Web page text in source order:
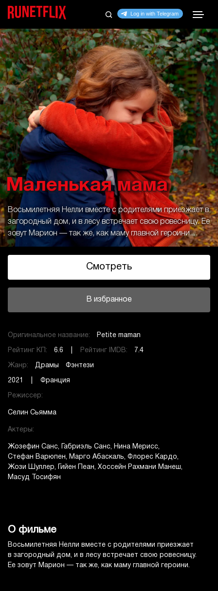
Маленькая мама
Восьмилетняя Нелли вместе с родителями приезжает в
загородный дом, и в лесу встречает свою ровесницу. Ее
зовут Марион — так же, как маму главной героини....
Смотреть
В избранное
Оригинальное название: Petite maman
Рейтинг КП: 6.6 | Рейтинг IMDB: 7.4
Жанр: Драмы Фэнтези
2021 | Франция
Режиссер:
Селин Сьямма
Актеры:
Жозефин Санс Габриэль Санс
Нина Мерисс
Стефан Варюпен
Марго Абаскаль
Флорес Кардо
Жози Шуллер
Гийен Пеан
Хоссейн Рахмани Манеш
Масуд Тосифян
О фильме
Восьмилетняя Нелли вместе с родителями приезжает
в загородный дом, и в лесу встречает свою ровесницу.
Ее зовут Марион — так же, как маму главной героини.